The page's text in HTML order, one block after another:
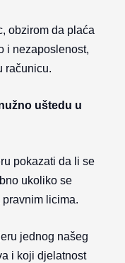
obzirom da plaća
i nezaposlenost,
računicu.
uštedu u
pokazati da li se
ukoliko se
licima.
jednog našeg
i koji djelatnost